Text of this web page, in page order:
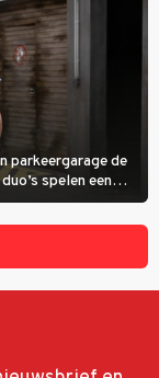
parkeergarage de
spelen een
cabaretiers